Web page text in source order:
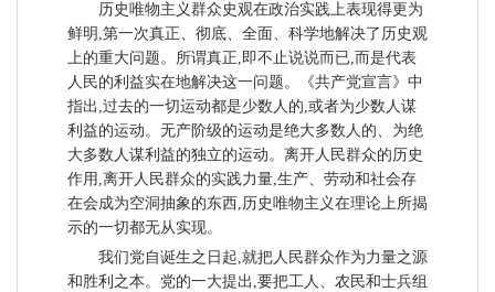
历史唯物主义群众史观在政治实践上表现得更为
鲜明,第一次真正、彻底、全面、科学地解决了历史观
上的重大问题。所谓真正,即不止说说而已,而是代表
人民的利益实在地解决这一问题。《共产党宣言》中
指出,过去的一切运动都是少数人的,或者为少数人谋
利益的运动。无产阶级的运动是绝大多数人的、为绝
大多数人谋利益的独立的运动。离开人民群众的历史
作用,离开人民群众的实践力量,生产、劳动和社会存
在会成为空洞抽象的东西,历史唯物主义在理论上所揭
示的一切都无从实现。
我们党自诞生之日起,就把人民群众作为力量之源
和胜利之本。党的一大提出,要把工人、农民和士兵组